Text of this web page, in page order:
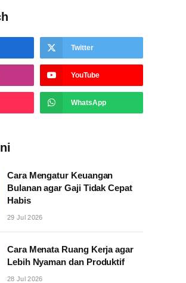
Twitter
YouTube
WhatsApp
Cara Mengatur Keuangan
Bulanan agar Gaji Tidak Cepat
Habis
29 Jul 2026
Cara Menata Ruang Kerja agar
Lebih Nyaman dan Produktif
28 Jul 2026